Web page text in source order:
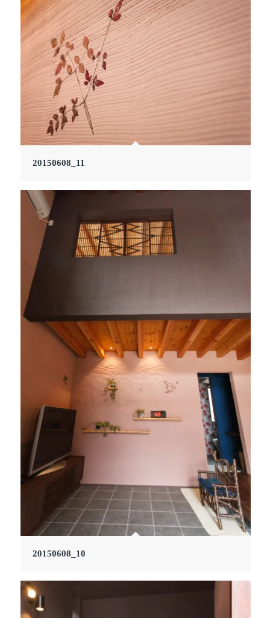
20150608_11
20150608_10